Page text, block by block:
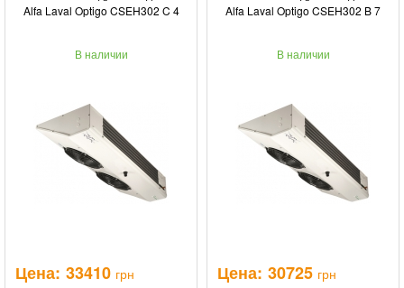
Alfa Laval Optigo CSEH302 C 4
В наличии
Цена: 33410 грн
Alfa Laval Optigo CSEH302 B 7
В наличии
Цена: 30725 грн